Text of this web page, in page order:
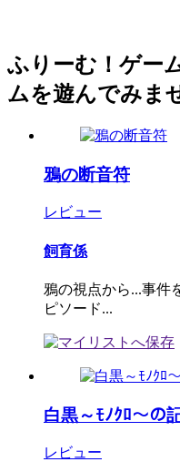
ふりーむ！ゲー
ムを遊んでみま
鴉の断音符
レビュー
飼育係
鴉の視点から...事件
ピソード...
白黒～ﾓﾉｸﾛ～の
レビュー